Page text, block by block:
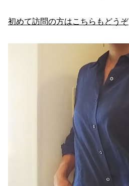
初めて訪問の方はこちらもどうぞ